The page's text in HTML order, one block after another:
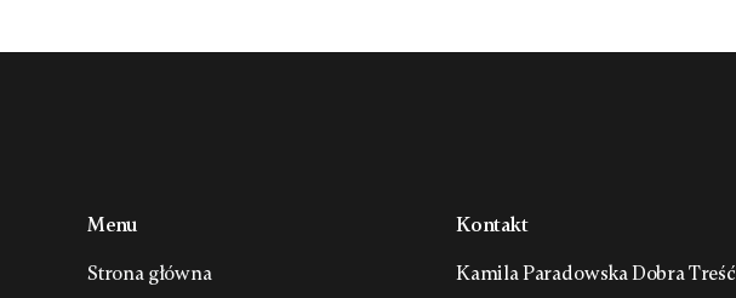
Menu
Strona główna
Kontakt
Kamila Paradowska Dobra Treść